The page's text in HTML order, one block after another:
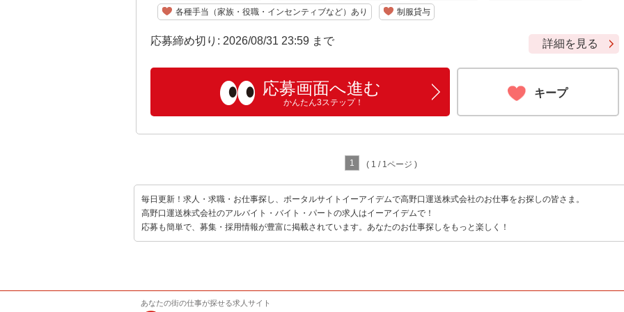
各種手当（家族・役職・インセンティブなど）あり 制服貸与
応募締め切り: 2026/08/31 23:59 まで 詳細を見る
応募画面へ進む
かんたん3ステップ！
キープ
1 ( 1 / 1ページ )
毎日更新！求人・求職・お仕事探し、ポータルサイトイーアイデムで高野口運送株式会社のお仕事をお探しの皆さま。
高野口運送株式会社のアルバイト・バイト・パートの求人はイーアイデムで！
応募も簡単で、募集・採用情報が豊富に掲載されています。あなたのお仕事探しをもっと楽しく！
あなたの街の仕事が探せる求人サイト